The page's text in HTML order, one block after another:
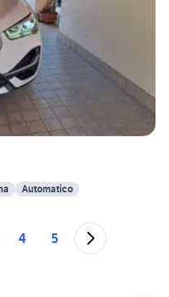
Automatico
4 5